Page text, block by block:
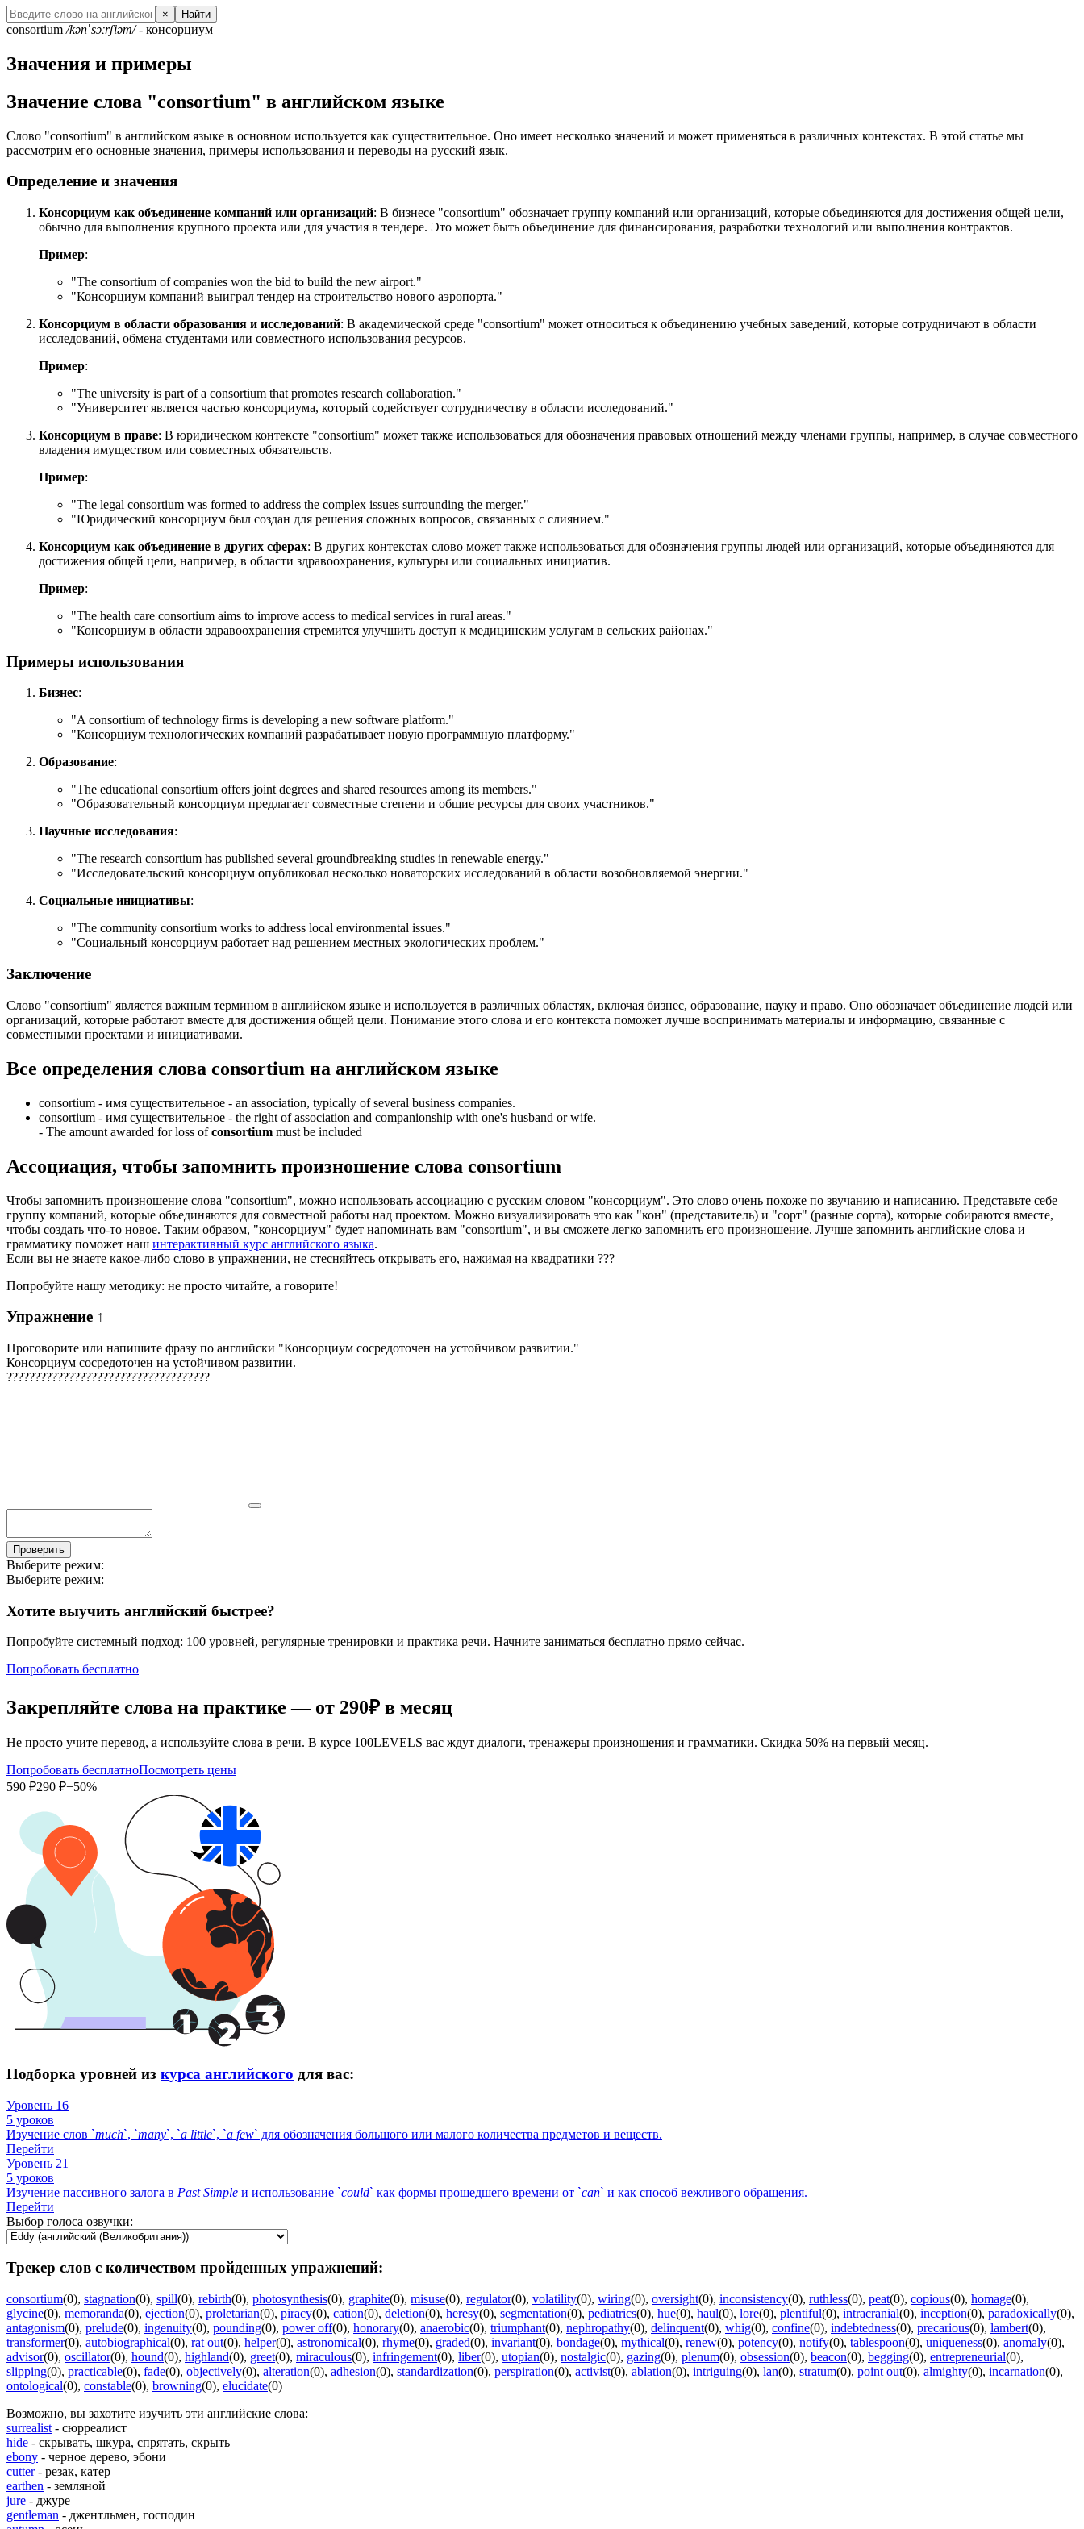
× Найти
consortium /kənˈsɔːrʃiəm/- консорциум
Значения и примеры
Значение слова "consortium" в английском языке
Слово "consortium" в английском языке в основном используется как существительное. Оно имеет несколько значений и может применяться в различных контекстах. В этой статье мы
рассмотрим его основные значения, примеры использования и переводы на русский язык.
Определение и значения
Консорциум как объединение компаний или организаций: В бизнесе "consortium" обозначает группу компаний или организаций, которые объединяются для достижения общей цели,
обычно для выполнения крупного проекта или для участия в тендере. Это может быть объединение для финансирования, разработки технологий или выполнения контрактов.
Пример:
"The consortium of companies won the bid to build the new airport."
"Консорциум компаний выиграл тендер на строительство нового аэропорта."
Консорциум в области образования и исследований: В академической среде "consortium" может относиться к объединению учебных заведений, которые сотрудничают в области
исследований, обмена студентами или совместного использования ресурсов.
Пример:
"The university is part of a consortium that promotes research collaboration."
"Университет является частью консорциума, который содействует сотрудничеству в области исследований."
Консорциум в праве: В юридическом контексте "consortium" может также использоваться для обозначения правовых отношений между членами группы, например, в случае совместного
владения имуществом или совместных обязательств.
Пример:
"The legal consortium was formed to address the complex issues surrounding the merger."
"Юридический консорциум был создан для решения сложных вопросов, связанных с слиянием."
Консорциум как объединение в других сферах: В других контекстах слово может также использоваться для обозначения группы людей или организаций, которые объединяются для
достижения общей цели, например, в области здравоохранения, культуры или социальных инициатив.
Пример:
"The health care consortium aims to improve access to medical services in rural areas."
"Консорциум в области здравоохранения стремится улучшить доступ к медицинским услугам в сельских районах."
Примеры использования
Бизнес:
"A consortium of technology firms is developing a new software platform."
"Консорциум технологических компаний разрабатывает новую программную платформу."
Образование:
"The educational consortium offers joint degrees and shared resources among its members."
"Образовательный консорциум предлагает совместные степени и общие ресурсы для своих участников."
Научные исследования:
"The research consortium has published several groundbreaking studies in renewable energy."
"Исследовательский консорциум опубликовал несколько новаторских исследований в области возобновляемой энергии."
Социальные инициативы:
"The community consortium works to address local environmental issues."
"Социальный консорциум работает над решением местных экологических проблем."
Заключение
Слово "consortium" является важным термином в английском языке и используется в различных областях, включая бизнес, образование, науку и право. Оно обозначает объединение людей или
организаций, которые работают вместе для достижения общей цели. Понимание этого слова и его контекста поможет лучше воспринимать материалы и информацию, связанные с
совместными проектами и инициативами.
Все определения слова consortium на английском языке
consortium - имя существительное - an association, typically of several business companies.
consortium - имя существительное - the right of association and companionship with one's husband or wife.
- The amount awarded for loss ofconsortium must be included
Ассоциация, чтобы запомнить произношение слова consortium
Чтобы запомнить произношение слова "consortium", можно использовать ассоциацию с русским словом "консорциум". Это слово очень похоже по звучанию и написанию. Представьте себе
группу компаний, которые объединяются для совместной работы над проектом. Можно визуализировать это как "кон" (представитель) и "сорт" (разные сорта), которые собираются вместе,
чтобы создать что-то новое. Таким образом, "консорциум" будет напоминать вам "consortium", и вы сможете легко запомнить его произношение. Лучше запомнить английские слова и
грамматику поможет наш интерактивный курс английского языка.
Если вы не знаете какое-либо слово в упражнении, не стесняйтесь открывать его, нажимая на квадратики ???
Попробуйте нашу методику: не просто читайте, а говорите!
Упражнение ↑
Проговорите или напишите фразу по английски "Консорциум сосредоточен на устойчивом развитии."
Консорциум сосредоточен на устойчивом развитии.
????????????????????????????????????
Проверить
Выберите режим:
Выберите режим:
Хотите выучить английский быстрее?
Попробуйте системный подход: 100 уровней, регулярные тренировки и практика речи. Начните заниматься бесплатно прямо сейчас.
Попробовать бесплатно
Закрепляйте слова на практике — от 290₽ в месяц
Не просто учите перевод, а используйте слова в речи. В курсе 100LEVELS вас ждут диалоги, тренажеры произношения и грамматики. Скидка 50% на первый месяц.
Попробовать бесплатноПосмотреть цены
590 ₽290 ₽−50%
Подборка уровней из курса английского для вас:
Уровень 16
5 уроков
Изучение слов `much`, `many`, `a little`, `a few` для обозначения большого или малого количества предметов и веществ.
Перейти
Уровень 21
5 уроков
Изучение пассивного залога в Past Simple и использование `could` как формы прошедшего времени от `can` и как способ вежливого обращения.
Перейти
Выбор голоса озвучки:
Трекер слов с количеством пройденных упражнений:
consortium(0), stagnation(0), spill(0), rebirth(0), photosynthesis(0), graphite(0), misuse(0), regulator(0), volatility(0), wiring(0), oversight(0), inconsistency(0), ruthless(0), peat(0), copious(0), homage(0),
glycine(0), memoranda(0), ejection(0), proletarian(0), piracy(0), cation(0), deletion(0), heresy(0), segmentation(0), pediatrics(0), hue(0), haul(0), lore(0), plentiful(0), intracranial(0), inception(0), paradoxically(0),
antagonism(0), prelude(0), ingenuity(0), pounding(0), power off(0), honorary(0), anaerobic(0), triumphant(0), nephropathy(0), delinquent(0), whig(0), confine(0), indebtedness(0), precarious(0), lambert(0),
transformer(0), autobiographical(0), rat out(0), helper(0), astronomical(0), rhyme(0), graded(0), invariant(0), bondage(0), mythical(0), renew(0), potency(0), notify(0), tablespoon(0), uniqueness(0), anomaly(0),
advisor(0), oscillator(0), hound(0), highland(0), greet(0), miraculous(0), infringement(0), liber(0), utopian(0), nostalgic(0), gazing(0), plenum(0), obsession(0), beacon(0), begging(0), entrepreneurial(0),
slipping(0), practicable(0), fade(0), objectively(0), alteration(0), adhesion(0), standardization(0), perspiration(0), activist(0), ablation(0), intriguing(0), lan(0), stratum(0), point out(0), almighty(0), incarnation(0),
ontological(0), constable(0), browning(0), elucidate(0)
Возможно, вы захотите изучить эти английские слова:
surrealist - сюрреалист
hide - скрывать, шкура, спрятать, скрыть
ebony - черное дерево, эбони
cutter- резак, катер
earthen - земляной
jure - джуре
gentleman - джентльмен, господин